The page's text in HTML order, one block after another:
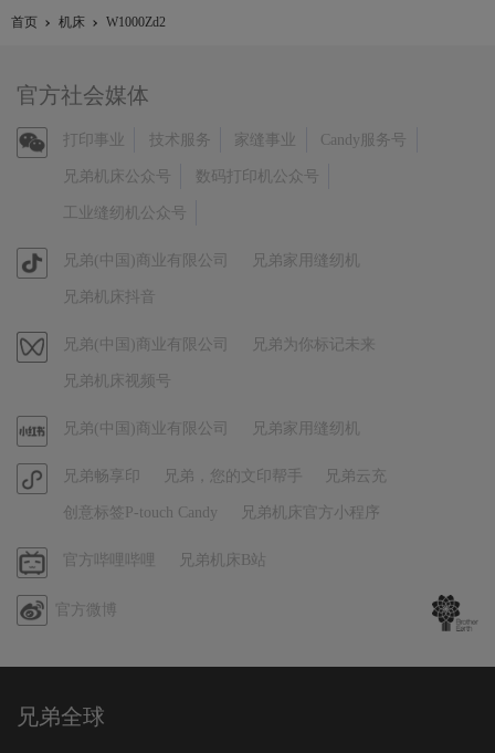
首页 机床 W1000Zd2
官方社会媒体
官
方
信
打印事业 技术服务 家缝事业 Candy服务号
兄弟机床公众号 数码打印机公众号
工业缝纫机公众号
官
方
音
兄弟(中国)商业有限公司 兄弟家用缝纫机
兄弟机床抖音
视
频
兄弟(中国)商业有限公司 兄弟为你标记未来
兄弟机床视频号
官
小
红
兄弟(中国)商业有限公司 兄弟家用缝纫机
官
方
程
兄弟畅享印 兄弟，您的文印帮手 兄弟云充
创意标签P-touch Candy 兄弟机床官方小程序
哔
哔
官方哔哩哔哩 兄弟机床B站
官方微博
兄弟全球